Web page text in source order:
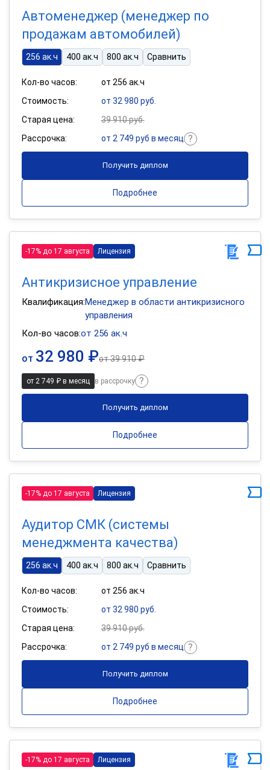
Автоменеджер (менеджер по
продажам автомобилей)
256 ак.ч 400 ак.ч 800 ак.ч Сравнить
Кол-во часов:
от 256 ак.ч
Стоимость:
от 32 980 руб.
Старая цена:
39 910 руб.
Рассрочка:
от 2 749 руб в месяц
Получить диплом
Подробнее
-17% до 17 августа Лицензия
Антикризисное управление
Квалификация:Менеджер в области антикризисного
управления
Кол-во часов:от 256 ак.ч
от 32 980 ₽от39 910 ₽
от 2 749 ₽ в месяц в рассрочку
Получить диплом
Подробнее
-17% до 17 августа Лицензия
Аудитор СМК (системы
менеджмента качества)
256 ак.ч 400 ак.ч 800 ак.ч Сравнить
Кол-во часов:
от 256 ак.ч
Стоимость:
от 32 980 руб.
Старая цена:
39 910 руб.
Рассрочка:
от 2 749 руб в месяц
Получить диплом
Подробнее
-17% до 17 августа Лицензия